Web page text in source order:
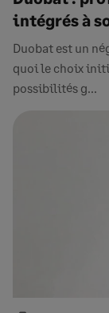
intégrés à
Duobat est un
quoi le choix
possibilités g...